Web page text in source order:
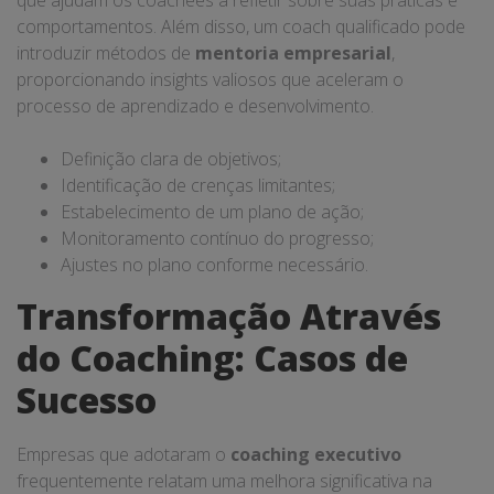
comportamentos. Além disso, um coach qualificado pode
introduzir métodos de mentoria empresarial,
proporcionando insights valiosos que aceleram o
processo de aprendizado e desenvolvimento.
Definição clara de objetivos;
Identificação de crenças limitantes;
Estabelecimento de um plano de ação;
Monitoramento contínuo do progresso;
Ajustes no plano conforme necessário.
Transformação Através
do Coaching: Casos de
Sucesso
Empresas que adotaram o coaching executivo
frequentemente relatam uma melhora significativa na